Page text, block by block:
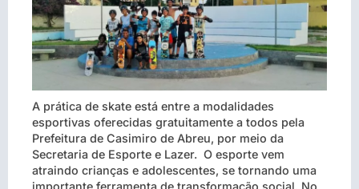
A prática de skate está entre a modalidades
esportivas oferecidas gratuitamente a todos pela
Prefeitura de Casimiro de Abreu, por meio da
Secretaria de Esporte e Lazer. O esporte vem
atraindo crianças e adolescentes, se tornando uma
importante ferramenta de transformação social. No